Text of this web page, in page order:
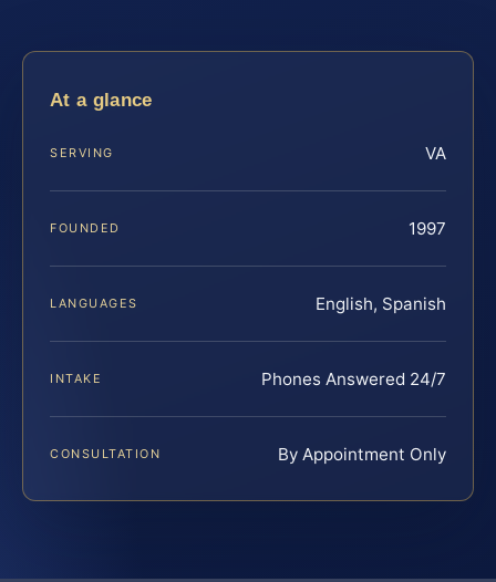
At a glance
SERVING VA
FOUNDED 1997
LANGUAGES English, Spanish
INTAKE Phones Answered 24/7
CONSULTATION By Appointment Only